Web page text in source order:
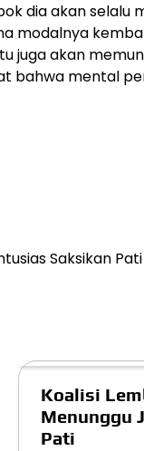
dia akan
modalnya
juga akan
bahwa mental
Saksikan Pati
Koalisi
Menunggu
Pati